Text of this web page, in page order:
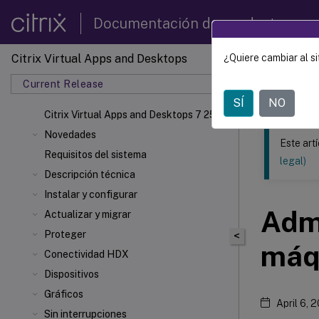
Documentación de productos
Citrix Virtual Apps and Desktops
Current Release
Citrix Virtual Apps and Desktops 7 2511
Novedades
Requisitos del sistema
Descripción técnica
Instalar y configurar
Actualizar y migrar
Proteger
Conectividad HDX
Dispositivos
Gráficos
Sin interrupciones
Este
Citrix
<
Este
legal)
April 6,
¿Quiere cambiar al
SÍ NO